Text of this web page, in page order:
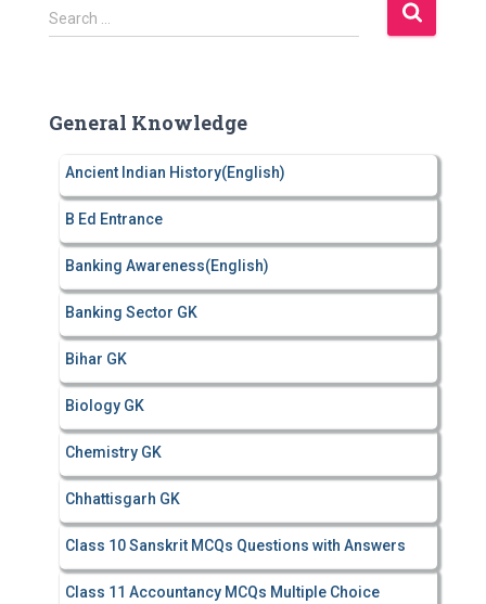
S
e
h
Search …
General Knowledge
Ancient Indian History(English)
B Ed Entrance
Banking Awareness(English)
Banking Sector GK
Bihar GK
Biology GK
Chemistry GK
Chhattisgarh GK
Class 10 Sanskrit MCQs Questions with Answers
Class 11 Accountancy MCQs Multiple Choice